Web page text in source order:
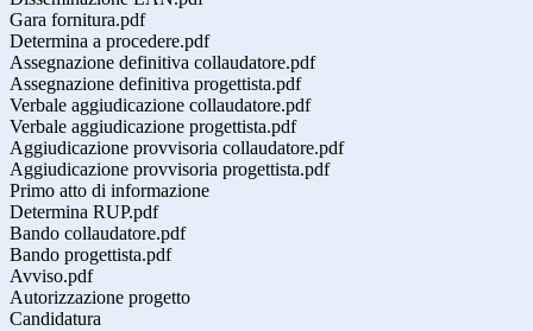
Gara fornitura.pdf
Determina a procedere.pdf
Assegnazione definitiva collaudatore.pdf
Assegnazione definitiva progettista.pdf
Verbale aggiudicazione collaudatore.pdf
Verbale aggiudicazione progettista.pdf
Aggiudicazione provvisoria collaudatore.pdf
Aggiudicazione provvisoria progettista.pdf
Primo atto di informazione
Determina RUP.pdf
Bando collaudatore.pdf
Bando progettista.pdf
Avviso.pdf
Autorizzazione progetto
Candidatura